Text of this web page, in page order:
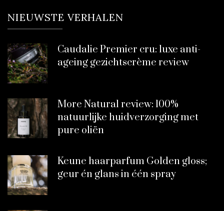
NIEUWSTE VERHALEN
Caudalie Premier cru: luxe anti-
ageing gezichtscrème review
More Natural review: 100%
natuurlijke huidverzorging met
pure oliën
Keune haarparfum Golden gloss;
geur én glans in één spray